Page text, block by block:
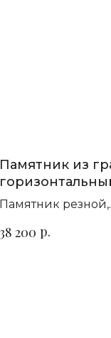
Памятник из
П-174
Памятник резной,
на выбор
38 200 р.